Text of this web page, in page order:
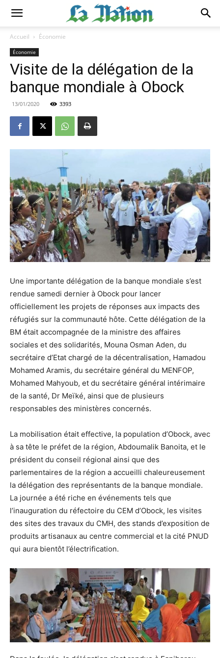
Accueil Économie
Économie
Visite de la délégation de la
banque mondiale à Obock
13/01/2020 3393
Une importante délégation de la banque mondiale s’est
rendue samedi dernier à Obock pour lancer
officiellement les projets de réponses aux impacts des
réfugiés sur la communauté hôte. Cette délégation de la
BM était accompagnée de la ministre des affaires
sociales et des solidarités, Mouna Osman Aden, du
secrétaire d’Etat chargé de la décentralisation, Hamadou
Mohamed Aramis, du secrétaire général du MENFOP,
Mohamed Mahyoub, et du secrétaire général intérimaire
de la santé, Dr Meïké, ainsi que de plusieurs
responsables des ministères concernés.
La mobilisation était effective, la population d’Obock, avec
à sa tête le préfet de la région, Abdoumalik Banoita, et le
président du conseil régional ainsi que des
parlementaires de la région a accueilli chaleureusement
la délégation des représentants de la banque mondiale.
La journée a été riche en événements tels que
l’inauguration du réfectoire du CEM d’Obock, les visites
des sites des travaux du CMH, des stands d’exposition de
produits artisanaux au centre commercial et la cité PNUD
qui aura bientôt l’électrification.